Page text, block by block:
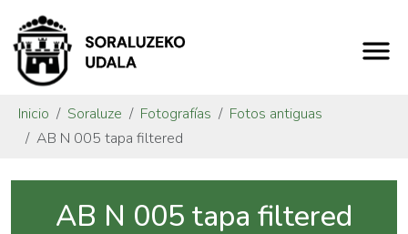
Inicio Soraluze Fotografías
Fotos antiguas
AB N 005 tapa filtered
AB N 005 tapa filtered